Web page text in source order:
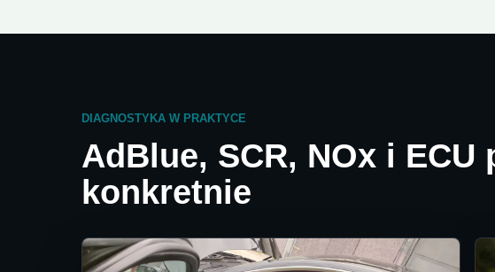
DIAGNOSTYKA W PRAKTYCE
AdBlue, SCR, NOx i ECU
konkretnie